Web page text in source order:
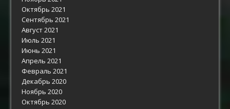
Октябрь 2021
Сентябрь 2021
Август 2021
Июль 2021
Июнь 2021
Апрель 2021
Февраль 2021
Декабрь 2020
Ноябрь 2020
Октябрь 2020